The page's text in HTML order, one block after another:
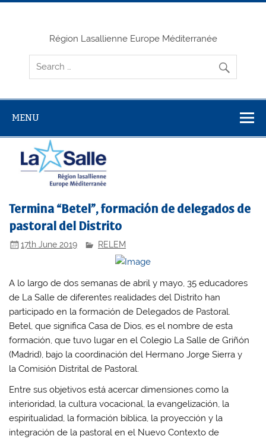
Skip
Région Lasallienne Europe Méditerranée
MENU
Termina “Betel”, formación de delegados de
pastoral del Distrito
17th June 2019 RELEM
A lo largo de dos semanas de abril y mayo, 35 educadores
de La Salle de diferentes realidades del Distrito han
participado en la formación de Delegados de Pastoral.
Betel, que significa Casa de Dios, es el nombre de esta
formación, que tuvo lugar en el Colegio La Salle de Griñón
(Madrid), bajo la coordinación del Hermano Jorge Sierra y
la Comisión Distrital de Pastoral.
Entre sus objetivos está acercar dimensiones como la
interioridad, la cultura vocacional, la evangelización, la
espiritualidad, la formación bíblica, la proyección y la
integración de la pastoral en el Nuevo Contexto de